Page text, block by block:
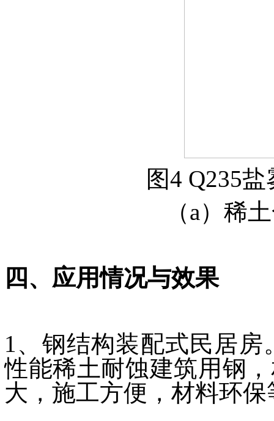
图4 Q235
（a）稀
四、应用情况与效果
1、钢结构装配式民居
性能稀土耐蚀建筑用钢
大，施工方便，材料环